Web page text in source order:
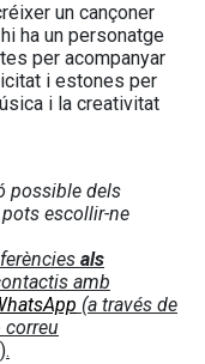
un cançoner
ha un personatge
per acompanyar
i estones per
i la creativitat
possible dels
escollir-ne
als
amb
(a través de
correu
).